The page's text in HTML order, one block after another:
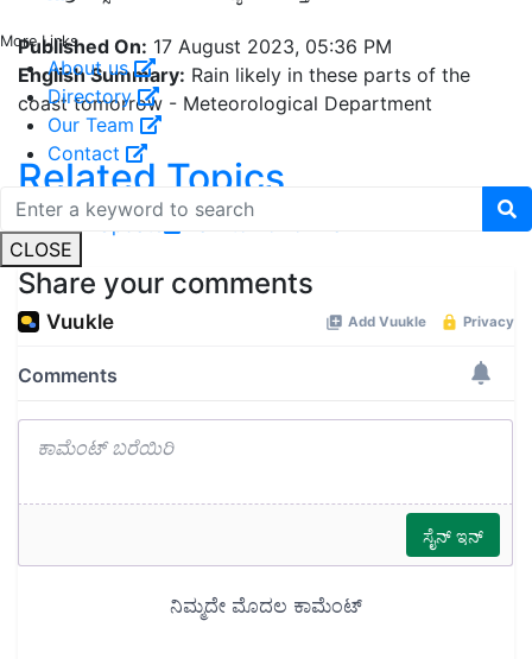
More Links
About us
Directory
Our Team
Contact
CLOSE
Published On: 17 August 2023, 05:36 PM
English Summary: Rain likely in these parts of the
coast tomorrow - Meteorological Department
Related Topics
Weather Update rain
Share your comments